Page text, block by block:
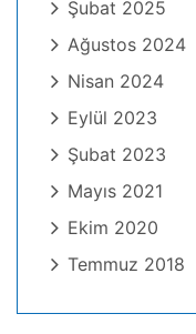
Şubat 2025
Ağustos 2024
Nisan 2024
Eylül 2023
Şubat 2023
Mayıs 2021
Ekim 2020
Temmuz 2018